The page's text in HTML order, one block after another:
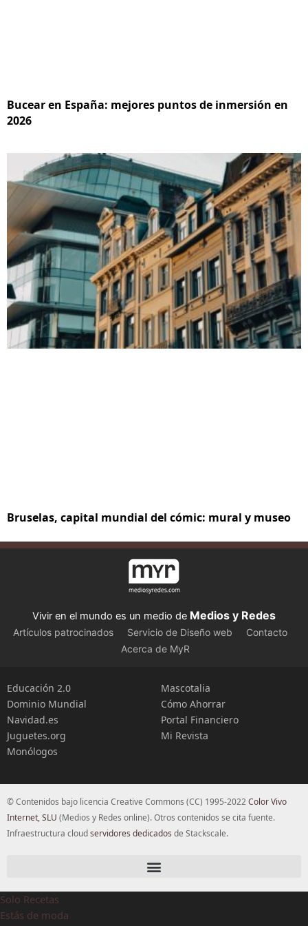
Bucear en España: mejores puntos de inmersión en
2026
Bruselas, capital mundial del cómic: mural y museo
Vivir en el mundo es un medio de Medios y Redes
Artículos patrocinados Servicio de Diseño web
Contacto
Acerca de MyR
Educación 2.0
Dominio Mundial
Navidad.es
Juguetes.org
Monólogos
Mascotalia
Cómo Ahorrar
Portal Financiero
Mi Revista
© Contenidos bajo licencia Creative Commons (CC) 1995-2022Color Vivo
Internet, SLU (Medios y Redes online). Otros contenidos se cita fuente.
Infraestructura cloudservidores dedicados de Stackscale.
Solo Recetas
Estás de moda